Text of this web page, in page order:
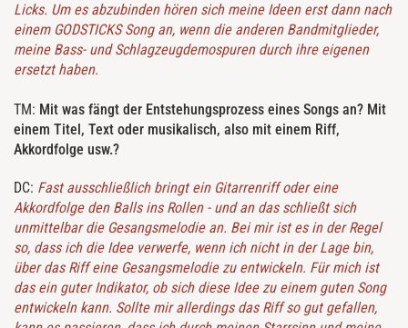
Licks. Um es abzubinden hören sich meine Ideen erst dann nach
einem GODSTICKS Song an, wenn die anderen Bandmitglieder,
meine Bass- und Schlagzeugdemospuren durch ihre eigenen
ersetzt haben.
TM: Mit was fängt der Entstehungsprozess eines Songs an? Mit
einem Titel, Text oder musikalisch, also mit einem Riff,
Akkordfolge usw.?
DC: Fast ausschließlich bringt ein Gitarrenriff oder eine
Akkordfolge den Balls ins Rollen - und an das schließt sich
unmittelbar die Gesangsmelodie an. Bei mir ist es in der Regel
so, dass ich die Idee verwerfe, wenn ich nicht in der Lage bin,
über das Riff eine Gesangsmelodie zu entwickeln. Für mich ist
das ein guter Indikator, ob sich diese Idee zu einem guten Song
entwickeln kann. Sollte mir allerdings das Riff so gut gefallen,